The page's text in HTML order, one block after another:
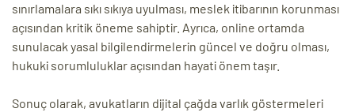
sınırlamalara sıkı sıkıya uyulması, meslek itibarının korunması
açısından kritik öneme sahiptir. Ayrıca, online ortamda
sunulacak yasal bilgilendirmelerin güncel ve doğru olması,
hukuki sorumluluklar açısından hayati önem taşır.
Sonuç olarak, avukatların dijital çağda varlık göstermeleri